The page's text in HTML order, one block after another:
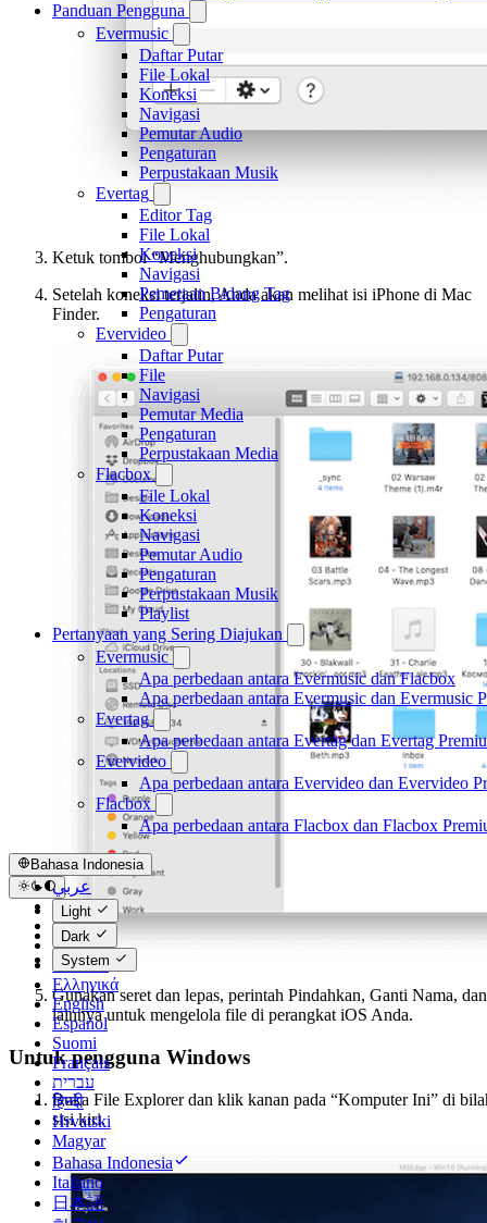
Panduan Pengguna
Evermusic
Daftar Putar
File Lokal
Koneksi
Navigasi
Pemutar Audio
Pengaturan
Perpustakaan Musik
Evertag
Editor Tag
File Lokal
Koneksi
Navigasi
Pemetaan Bidang Tag
Pengaturan
Evervideo
Daftar Putar
File
Navigasi
Pemutar Media
Pengaturan
Perpustakaan Media
Flacbox
File Lokal
Koneksi
Navigasi
Pemutar Audio
Pengaturan
Perpustakaan Musik
Playlist
Pertanyaan yang Sering Diajukan
Evermusic
Apa perbedaan antara Evermusic dan Flacbox
Apa perbedaan antara Evermusic dan Evermusic
Evertag
Apa perbedaan antara Evertag dan Evertag
Evervideo
Apa perbedaan antara Evervideo dan Evervideo
Flacbox
Apa perbedaan antara Flacbox dan Flacbox
Bahasa Indonesia
عربي
Català
Čeština
Dansk
Deutsch
Ελληνικά
English
Español
Suomi
Français
עברית
हिन्दी
Hrvatski
Magyar
Bahasa Indonesia
Italiano
日本語
Light
Dark
System
Ketuk tombol “Menghubungkan”.
Setelah koneksi terjalin, Anda akan melihat isi iPhone di Mac
Finder.
Gunakan seret dan lepas, perintah Pindahkan, Ganti Nama, dan
lainnya untuk mengelola file di perangkat iOS Anda.
Untuk pengguna Windows
Buka File Explorer dan klik kanan pada “Komputer Ini” di
sisi kiri.